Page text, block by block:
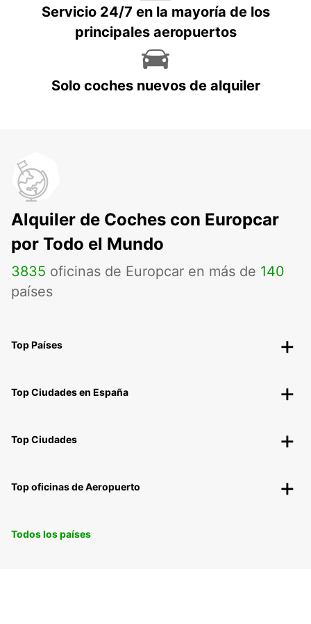
Servicio 24/7 en la mayoría de los
principales aeropuertos
Solo coches nuevos de alquiler
Alquiler de Coches con Europcar
por Todo el Mundo
3835 oficinas de Europcar en más de 140
países
Top Países
Top Ciudades en España
Top Ciudades
Top oficinas de Aeropuerto
Todos los países